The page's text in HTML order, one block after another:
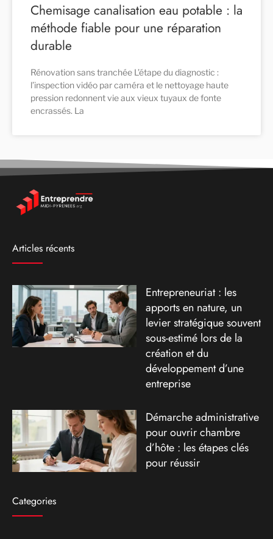
Chemisage canalisation eau potable : la
méthode fiable pour une réparation
durable
Rénovation sans tranchée L’étape du diagnostic :
l’inspection vidéo par caméra et le nettoyage haute
pression redonnent vie aux vieux tuyaux de fonte
encrassés. La
Articles récents
Entrepreneuriat : les
apports en nature, un
levier stratégique souvent
sous-estimé lors de la
création et du
développement d’une
entreprise
Démarche administrative
pour ouvrir chambre
d’hôte : les étapes clés
pour réussir
Categories